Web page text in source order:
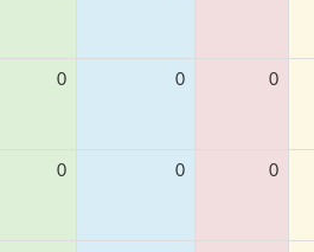
0 0 0
0 0 0